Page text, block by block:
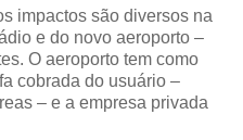
impactos são diversos na
e do novo aeroporto –
O aeroporto tem como
cobrada do usuário –
– e a empresa privada